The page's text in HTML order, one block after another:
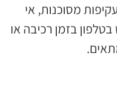
מסוכנות, אי
בזמן רכיבה או